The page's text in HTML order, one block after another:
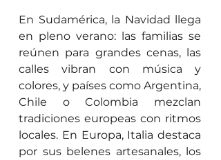
En Sudamérica, la Navidad llega
en pleno verano: las familias se
reúnen para grandes cenas, las
calles vibran con música y
colores, y países como Argentina,
Chile o Colombia mezclan
tradiciones europeas con ritmos
locales. En Europa, Italia destaca
por sus belenes artesanales, los